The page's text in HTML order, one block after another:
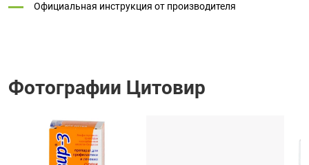
Официальная инструкция от производителя
Фотографии Цитовир